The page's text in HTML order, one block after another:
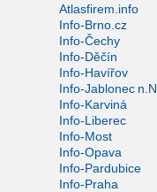
Atlasfirem.info
Info-Brno.cz
Info-Čechy
Info-Děčín
Info-Havířov
Info-Jablonec n.N.
Info-Karviná
Info-Liberec
Info-Most
Info-Opava
Info-Pardubice
Info-Praha